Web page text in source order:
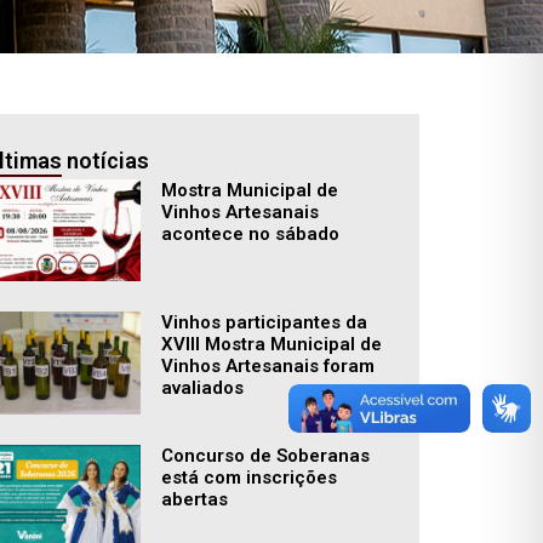
notícias
Mostra Municipal de
Vinhos Artesanais
acontece no sábado
Vinhos participantes da
XVIII Mostra Municipal de
Vinhos Artesanais foram
avaliados
Concurso de Soberanas
está com inscrições
abertas